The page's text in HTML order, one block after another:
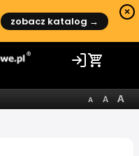
zobacz katalog →
×